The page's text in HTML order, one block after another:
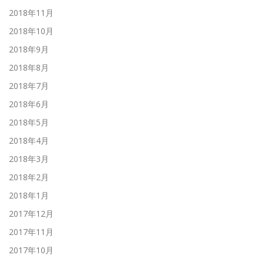
2018年11月
2018年10月
2018年9月
2018年8月
2018年7月
2018年6月
2018年5月
2018年4月
2018年3月
2018年2月
2018年1月
2017年12月
2017年11月
2017年10月